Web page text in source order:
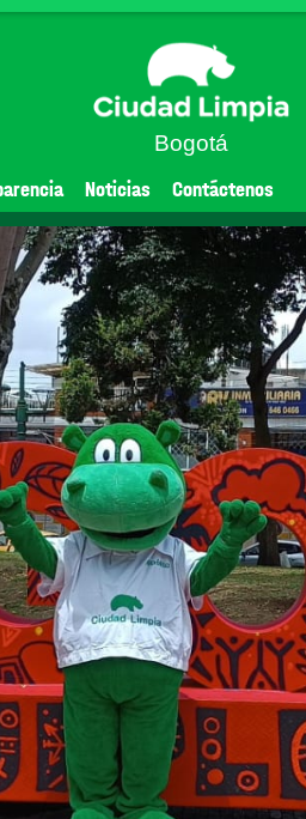
Bogotá
Noticias Contáctenos